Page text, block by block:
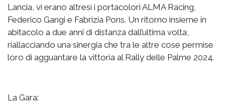
Lancia, vi erano altresì i portacolori ALMA Racing,
Federico Gangi e Fabrizia Pons. Un ritorno insieme in
abitacolo a due anni di distanza dall’ultima volta,
riallacciando una sinergia che tra le altre cose permise
loro di agguantare la vittoria al Rally delle Palme 2024.
La Gara: